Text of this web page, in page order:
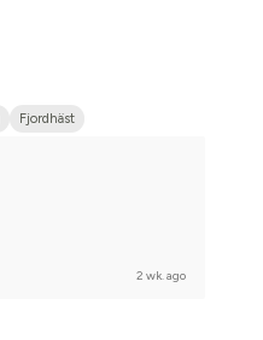
Fjordhäst
2 wk. ago